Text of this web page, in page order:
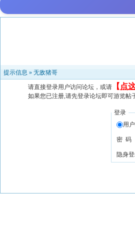
提示信息 » 无敌猪哥
请直接登录用户访问论坛，或请 【 点
如果您已注册,请先登录论坛即可游览帖
登录
用
密 码
隐身